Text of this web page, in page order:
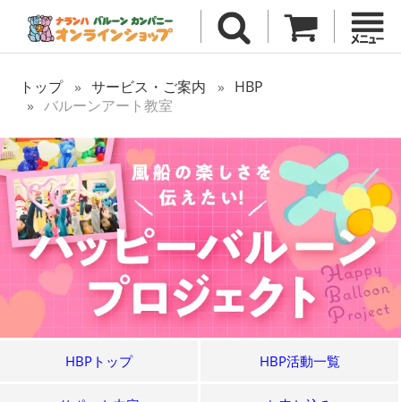
トップ サービス・ご案内
HBP
バルーンアート教室
HBPトップ HBP活動一覧